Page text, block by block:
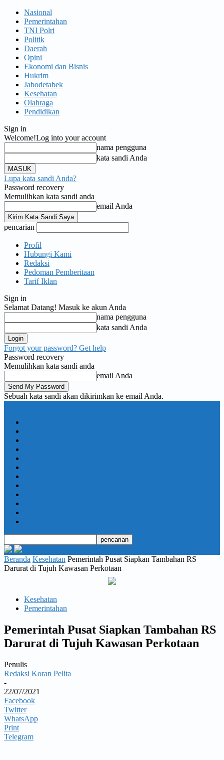
Nasional
Pemerintahan
TNI Polri
Politik
Daerah
Opini
Ekonomi dan Bisnis
Hukrim
Jabodetabek
Kesehatan
Olahraga
Pendidikan
Sign in
Welcome!Log into your account
nama pengguna
kata sandi Anda
Lupa kata sandi Anda?
Password recovery
Memulihkan kata sandi anda
email Anda
pencarian
Profil
Hubungi Kami
Redaksi
Pedoman Pemberitaan
Tarif Iklan
Sign in
Selamat Datang! Masuk ke akun Anda
nama pengguna
kata sandi Anda
Forgot your password? Get help
Password recovery
Memulihkan kata sandi anda
email Anda
Sebuah kata sandi akan dikirimkan ke email Anda.
Beranda Kesehatan Pemerintah Pusat Siapkan Tambahan RS
Darurat di Tujuh Kawasan Perkotaan
Kesehatan
Pemerintahan
Pemerintah Pusat Siapkan Tambahan RS
Darurat di Tujuh Kawasan Perkotaan
Penulis
Redaksi Koran Pelita
-
22/07/2021
Facebook
Twitter
WhatsApp
Print
Telegram